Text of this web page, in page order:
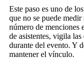
Este paso es uno de
que no se puede
número de menciones
de asistentes, vigila
durante del evento. Y
mantener el vínculo.